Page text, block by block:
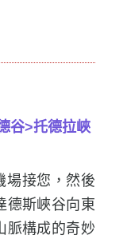
谷>托德拉峽
接您，然後
德斯峽谷向東
脈構成的奇妙